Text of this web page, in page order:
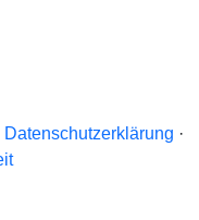
Datenschutzerklärung ·